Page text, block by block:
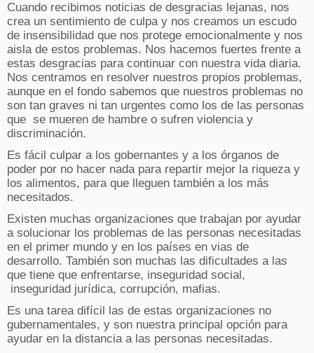
Cuando recibimos noticias de desgracias lejanas, nos
crea un sentimiento de culpa y nos creamos un escudo
de insensibilidad que nos protege emocionalmente y nos
aisla de estos problemas. Nos hacemos fuertes frente a
estas desgracias para continuar con nuestra vida diaria.
Nos centramos en resolver nuestros propios problemas,
aunque en el fondo sabemos que nuestros problemas no
son tan graves ni tan urgentes como los de las personas
que se mueren de hambre o sufren violencia y
discriminación.
Es fácil culpar a los gobernantes y a los órganos de
poder por no hacer nada para repartir mejor la riqueza y
los alimentos, para que lleguen también a los más
necesitados.
Existen muchas organizaciones que trabajan por ayudar
a solucionar los problemas de las personas necesitadas
en el primer mundo y en los países en vias de
desarrollo. También son muchas las dificultades a las
que tiene que enfrentarse, inseguridad social,
inseguridad jurídica, corrupción, mafias.
Es una tarea difícil las de estas organizaciones no
gubernamentales, y son nuestra principal opción para
ayudar en la distancia a las personas necesitadas.